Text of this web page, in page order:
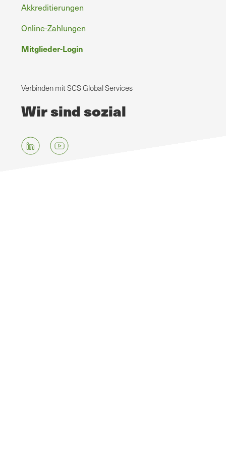
Akkreditierungen
Online-Zahlungen
Mitglieder-Login
Verbinden mit SCS Global Services
Wir sind sozial